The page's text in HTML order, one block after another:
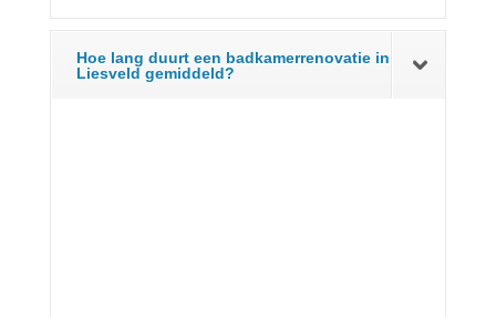
Hoe lang duurt een badkamerrenovatie in
Liesveld gemiddeld?